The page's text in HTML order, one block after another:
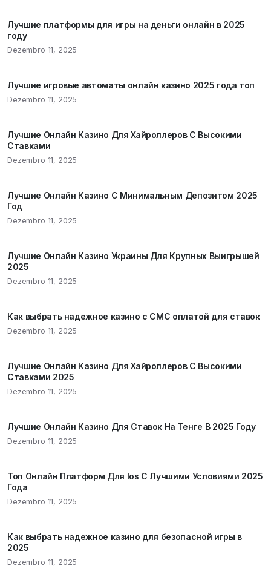
Лучшие платформы для игры на деньги онлайн в 2025
году
Dezembro 11, 2025
Лучшие игровые автоматы онлайн казино 2025 года топ
Dezembro 11, 2025
Лучшие Онлайн Казино Для Хайроллеров С Высокими
Ставками
Dezembro 11, 2025
Лучшие Онлайн Казино С Минимальным Депозитом 2025
Год
Dezembro 11, 2025
Лучшие Онлайн Казино Украины Для Крупных Выигрышей
2025
Dezembro 11, 2025
Как выбрать надежное казино с СМС оплатой для ставок
Dezembro 11, 2025
Лучшие Онлайн Казино Для Хайроллеров С Высокими
Ставками 2025
Dezembro 11, 2025
Лучшие Онлайн Казино Для Ставок На Тенге В 2025 Году
Dezembro 11, 2025
Топ Онлайн Платформ Для Ios С Лучшими Условиями 2025
Года
Dezembro 11, 2025
Как выбрать надежное казино для безопасной игры в
2025
Dezembro 11, 2025